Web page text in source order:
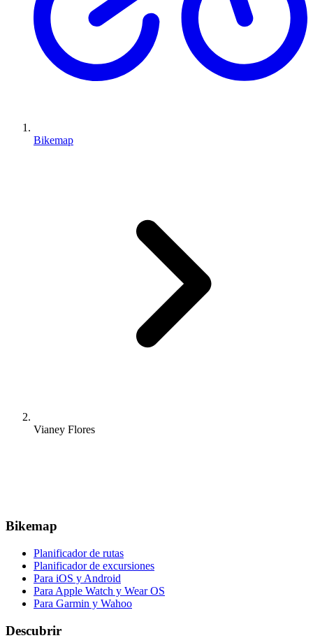
Bikemap
Vianey Flores
Bikemap
Planificador de rutas
Planificador de excursiones
Para iOS y Android
Para Apple Watch y Wear OS
Para Garmin y Wahoo
Descubrir